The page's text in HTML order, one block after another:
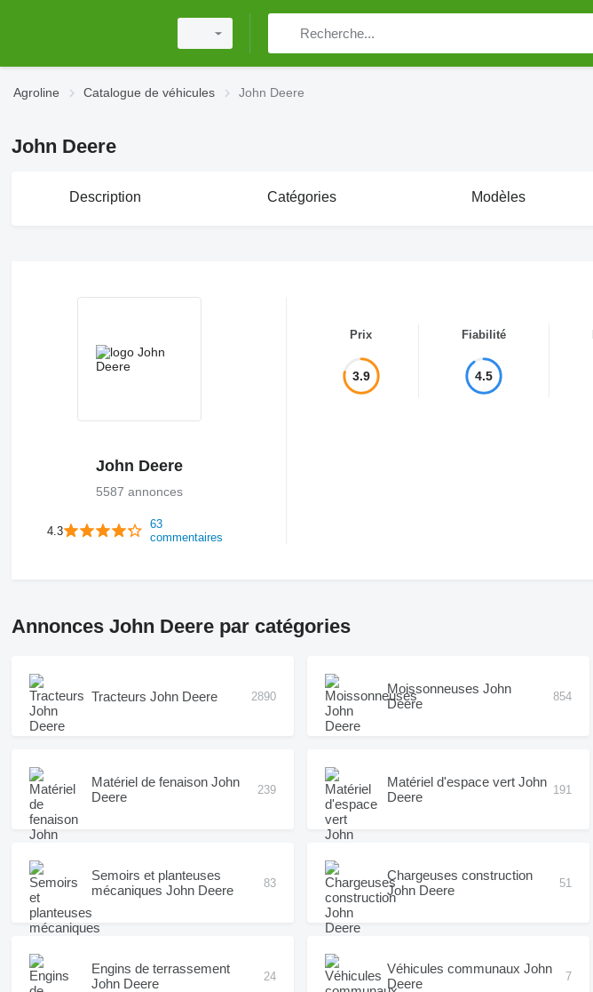
Agroline Catalogue de véhicules John Deere
John Deere
Description Catégories Modèles
John Deere
5587 annonces
4.3
63
commentaires
3.9
Prix
4.5
Fiabilité
Annonces John Deere par catégories
Tracteurs John Deere 2890
Moissonneuses John
Deere
854
Matériel de fenaison John
Deere
239
Matériel d'espace vert John
Deere
191
Semoirs et planteuses
mécaniques John Deere
83
Chargeuses construction
John Deere
51
Engins de terrassement
John Deere
24
Véhicules communaux John
Deere
7